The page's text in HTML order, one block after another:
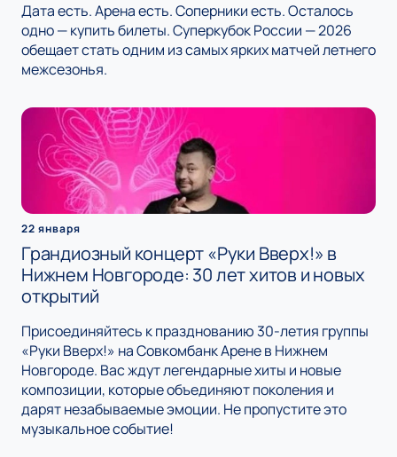
Дата есть. Арена есть. Соперники есть. Осталось
одно — купить билеты. Суперкубок России — 2026
обещает стать одним из самых ярких матчей летнего
межсезонья.
22 января
Грандиозный концерт «Руки Вверх!» в
Нижнем Новгороде: 30 лет хитов и новых
открытий
Присоединяйтесь к празднованию 30-летия группы
«Руки Вверх!» на Совкомбанк Арене в Нижнем
Новгороде. Вас ждут легендарные хиты и новые
композиции, которые объединяют поколения и
дарят незабываемые эмоции. Не пропустите это
музыкальное событие!